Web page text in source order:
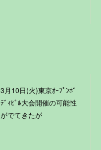
3月10日(火)東京ｵｰﾌﾟﾝﾎﾞ
ﾃﾞｨﾋﾞﾙ大会開催の可能性
がでてきたが